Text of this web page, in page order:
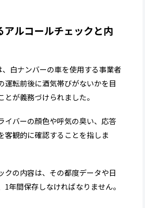
アルコールチェックと内
、白ナンバーの車を使用する事業者
運転前後に酒気帯びがないかを目
とが義務づけられました。
イバーの顔色や呼気の臭い、応答
客観的に確認することを指しま
クの内容は、その都度データや日
1年間保存しなければなりません。